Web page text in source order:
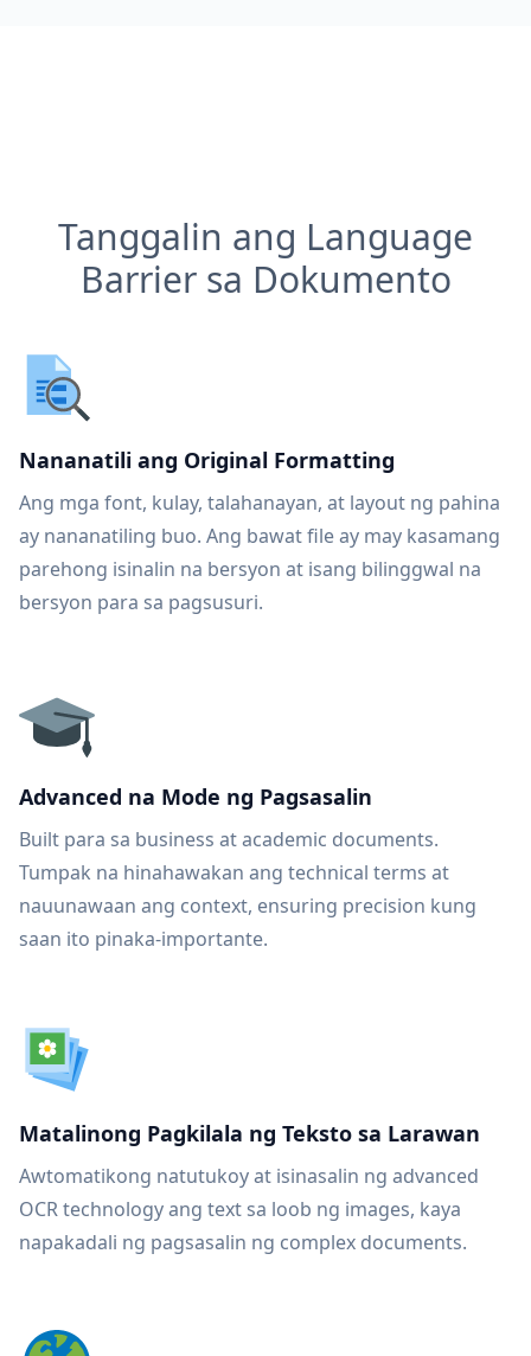
Tanggalin ang Language
Barrier sa Dokumento
Nananatili ang Original Formatting
Ang mga font, kulay, talahanayan, at layout ng pahina
ay nananatiling buo. Ang bawat file ay may kasamang
parehong isinalin na bersyon at isang bilinggwal na
bersyon para sa pagsusuri.
Advanced na Mode ng Pagsasalin
Built para sa business at academic documents.
Tumpak na hinahawakan ang technical terms at
nauunawaan ang context, ensuring precision kung
saan ito pinaka-importante.
Matalinong Pagkilala ng Teksto sa Larawan
Awtomatikong natutukoy at isinasalin ng advanced
OCR technology ang text sa loob ng images, kaya
napakadali ng pagsasalin ng complex documents.